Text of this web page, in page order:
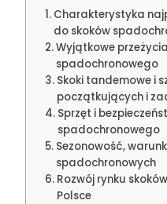
Charakterystyka
do skoków
Wyjątkowe
spadochronowego
Skoki tandemowe i
początkujących i
Sprzęt i
spadochronowego
Sezonowość,
spadochronowych
Rozwój rynku
Polsce